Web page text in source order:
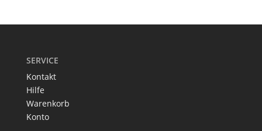
SERVICE
Kontakt
Hilfe
Warenkorb
Konto